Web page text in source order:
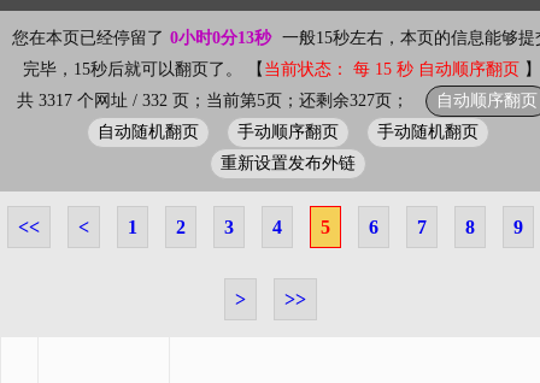
您在本页已经停留了 0小时0分13秒 一般15秒左右，本页的信息能够提
完毕，15秒后就可以翻页了。 【 当前状态： 每 15 秒 自动顺序翻页 】
共 3317 个网址 / 332 页；当前第5页；还剩余327页；
自动顺序翻页
自动随机翻页
手动顺序翻页
手动随机翻页
重新设置发布外链
<< < 1 2 3 4 5 6 7 8 9
> >>